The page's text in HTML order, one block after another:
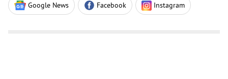
Google News Facebook Instagram